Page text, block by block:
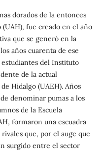
dorados de la entonces
fue creado en el año
que se generó en la
años cuarenta de ese
del Instituto
de la actual
Hidalgo (UAEH). Años
denominar pumas a los
de la Escuela
formaron una escuadra
que, por el auge que
surgido entre el sector